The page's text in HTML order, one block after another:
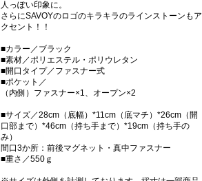
人っぽい印象に。
さらにSAVOYのロゴのキラキラのラインストーンもア
クセント！！
■カラー／ブラック
■素材／ポリエステル・ポリウレタン
■開口タイプ／ファスナー式
■ポケット／
（内側）ファスナー×1、オープン×2
■サイズ／28cm（底幅）*11cm（底マチ）*26cm（開
口部まで）*46cm（持ち手まで）*19cm（持ち手の
み）
間口3か所：前後マグネット・真中ファスナー
■重さ／550ｇ